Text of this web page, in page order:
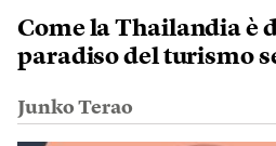
Come la Thailandia è
paradiso del turismo
Junko Terao